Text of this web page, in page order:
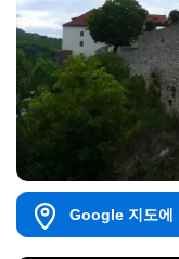
Google 지도에